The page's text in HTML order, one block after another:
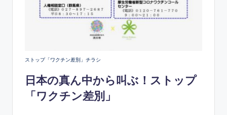
ストップ「ワクチン差別」チラシ
日本の真ん中から叫ぶ！ストップ
「ワクチン差別」